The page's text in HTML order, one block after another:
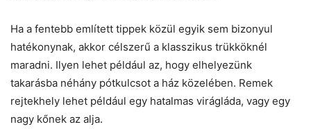
Ha a fentebb említett tippek közül egyik sem bizonyul
hatékonynak, akkor célszerű a klasszikus trükköknél
maradni. Ilyen lehet például az, hogy elhelyezünk
takarásba néhány pótkulcsot a ház közelében. Remek
rejtekhely lehet például egy hatalmas virágláda, vagy egy
nagy kőnek az alja.